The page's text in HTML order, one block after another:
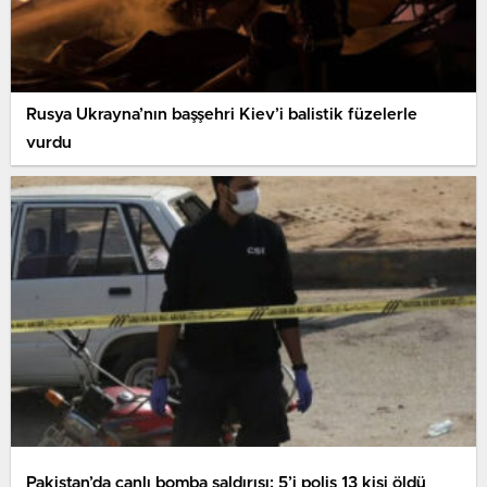
Rusya Ukrayna’nın başşehri Kiev’i balistik füzelerle
vurdu
Pakistan’da canlı bomba saldırısı: 5’i polis 13 kişi öldü